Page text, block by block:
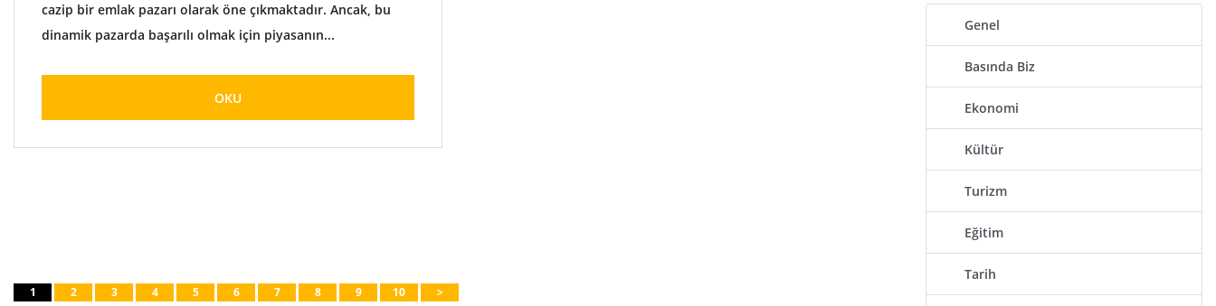
cazip bir emlak pazarı olarak öne çıkmaktadır. Ancak, bu
dinamik pazarda başarılı olmak için piyasanın...
OKU
1 2 3 4 5 6 7 8 9 10 >
Genel
Basında Biz
Ekonomi
Kültür
Turizm
Eğitim
Tarih